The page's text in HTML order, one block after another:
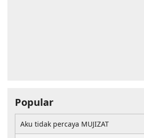
Popular
Aku tidak percaya MUJIZAT